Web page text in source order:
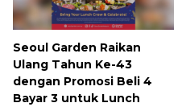
Seoul Garden Raikan
Ulang Tahun Ke-43
dengan Promosi Beli 4
Bayar 3 untuk Lunch